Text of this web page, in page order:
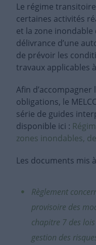
Le régime
certaines activités
et la zone inondable
délivrance d’une
de prévoir les
travaux applicables
Afin
obligations, le
série de guides
disponible ici :
zones inondables,
Les documents mis
Règlement
provisoire des
chapitre 7 des
gestion des